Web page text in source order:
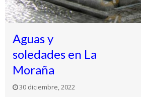
Aguas y
soledades en La
Moraña
30 diciembre, 2022